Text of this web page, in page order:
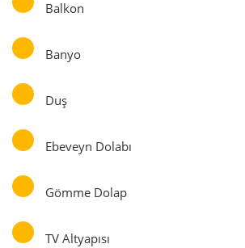
Balkon
Banyo
Duş
Ebeveyn Dolabı
Gömme Dolap
TV Altyapısı